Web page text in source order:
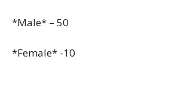
*Male* – 50
*Female* -10